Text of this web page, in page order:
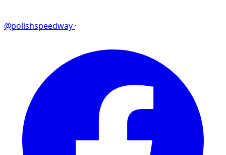
@polishspeedway ·